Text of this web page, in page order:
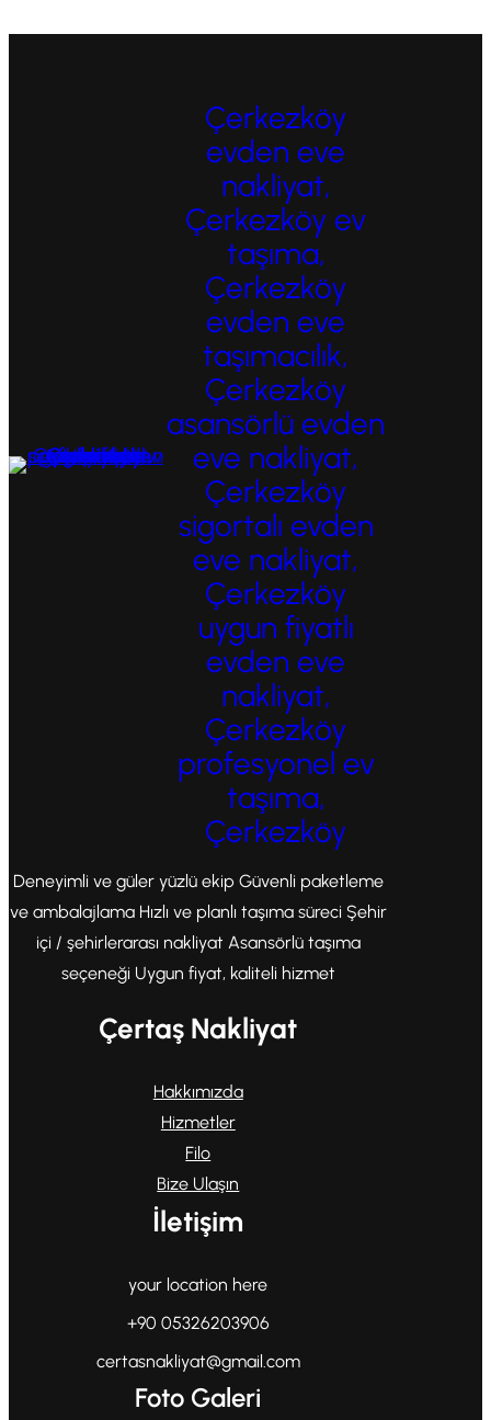
Çerkezköy
evden eve
nakliyat,
Çerkezköy ev
taşıma,
Çerkezköy
evden eve
taşımacılık,
Çerkezköy
asansörlü evden
eve nakliyat,
Çerkezköy
sigortalı evden
eve nakliyat,
Çerkezköy
uygun fiyatlı
evden eve
nakliyat,
Çerkezköy
profesyonel ev
taşıma,
Çerkezköy
Deneyimli ve güler yüzlü ekip Güvenli paketleme
ve ambalajlama Hızlı ve planlı taşıma süreci Şehir
içi / şehirlerarası nakliyat Asansörlü taşıma
seçeneği Uygun fiyat, kaliteli hizmet
Çertaş Nakliyat
Hakkımızda
Hizmetler
Filo
Bize Ulaşın
İletişim
your location here
+90 05326203906
certasnakliyat@gmail.com
Foto Galeri